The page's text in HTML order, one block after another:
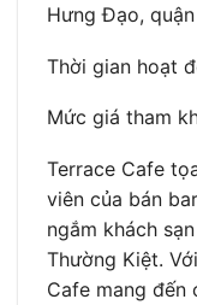
Hưng Đạo,
Thời gian hoạt
Mức giá tham
Terrace Cafe
viên của bán
ngắm khách
Thường Kiệt.
Cafe mang đến